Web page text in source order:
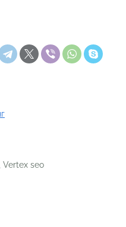
seo